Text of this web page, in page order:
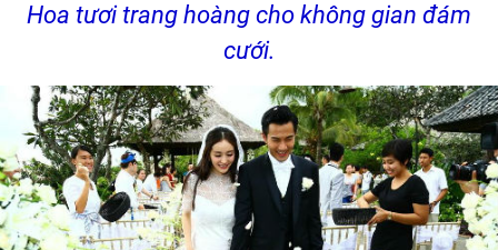
Hoa tươi trang hoàng cho không gian đám
cưới.